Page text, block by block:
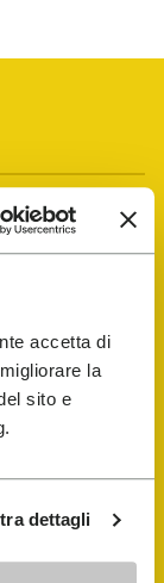
accetta di
la
sito e
dettagli